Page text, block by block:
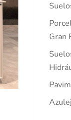
Gran